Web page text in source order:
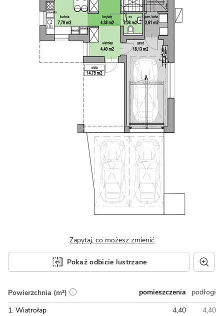
Zapytaj, co możesz zmienić
Pokaż odbicie lustrzane
Powierzchnia (m²) pomieszczenia
podłogi
1. Wiatrołap
4,40
4,40